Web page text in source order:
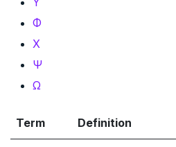
Φ
Χ
Ψ
Ω
Term Definition